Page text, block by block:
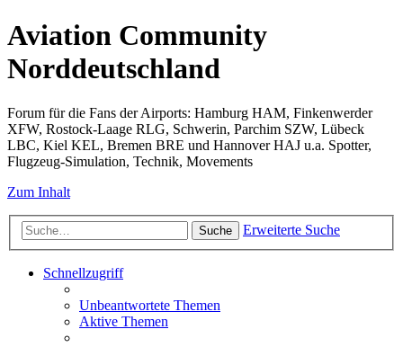
Aviation Community
Norddeutschland
Forum für die Fans der Airports: Hamburg HAM, Finkenwerder
XFW, Rostock-Laage RLG, Schwerin, Parchim SZW, Lübeck
LBC, Kiel KEL, Bremen BRE und Hannover HAJ u.a. Spotter,
Flugzeug-Simulation, Technik, Movements
Zum Inhalt
Suche Erweiterte Suche
Schnellzugriff
Unbeantwortete Themen
Aktive Themen